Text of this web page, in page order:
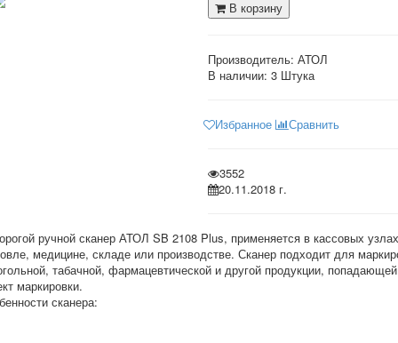
В корзину
Производитель: АТОЛ
В наличии: 3 Штука
Избранное Сравнить
3552
20.11.2018 г.
ручной сканер АТОЛ SB 2108 Plus, применяется в кассовых
медицине, складе или производстве. Сканер подходит для
табачной, фармацевтической и другой продукции,
маркировки.
сканера: